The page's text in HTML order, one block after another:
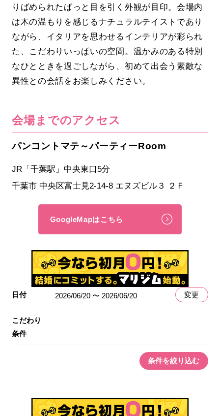
りばめられたぱっと目を引く外観が目印。会場内
は木の温もりを感じるナチュラルテイストであり
ながら、イタリアを思わせるインテリアが彩られ
た、こだわりいっぱいの空間。温かみのある特別
なひとときを過ごしながら、初めて出会う素敵な
異性との会話をお楽しみください。
会場までのアクセス
パンコントマテ～パーティーRoom
JR「千葉駅」中央東口5分
千葉市 中央区富士見2-14-8 エヌズビル３ ２Ｆ
GoogleMapはこちら
日付 2026/06/20 〜 2026/06/20 変更
こだわり
条件
条件を絞り込む